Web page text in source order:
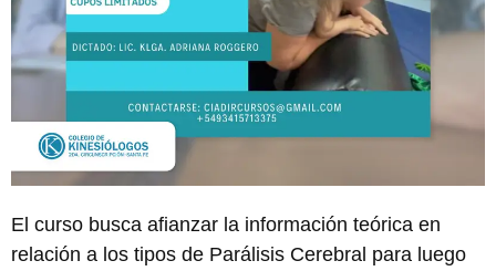
El curso busca afianzar la información teórica en
relación a los tipos de Parálisis Cerebral para luego